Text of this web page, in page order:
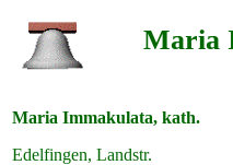
Maria
Maria Immakulata, kath.
Edelfingen, Landstr.